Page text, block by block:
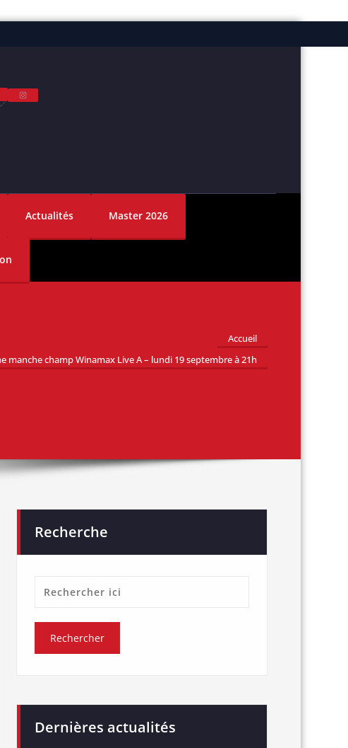
Instagram
Actualités Master 2026
Accueil
manche champ Winamax Live A – lundi 19 septembre à 21h
Recherche
Dernières actualités